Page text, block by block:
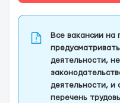
Все вакансии
деятельности,
деятельности, и
перечень